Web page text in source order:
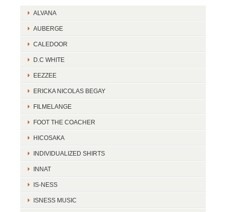
ALVANA
AUBERGE
CALEDOOR
D.C WHITE
EEZZEE
ERICKA NICOLAS BEGAY
FILMELANGE
FOOT THE COACHER
HICOSAKA
INDIVIDUALIZED SHIRTS
INNAT
IS-NESS
ISNESS MUSIC